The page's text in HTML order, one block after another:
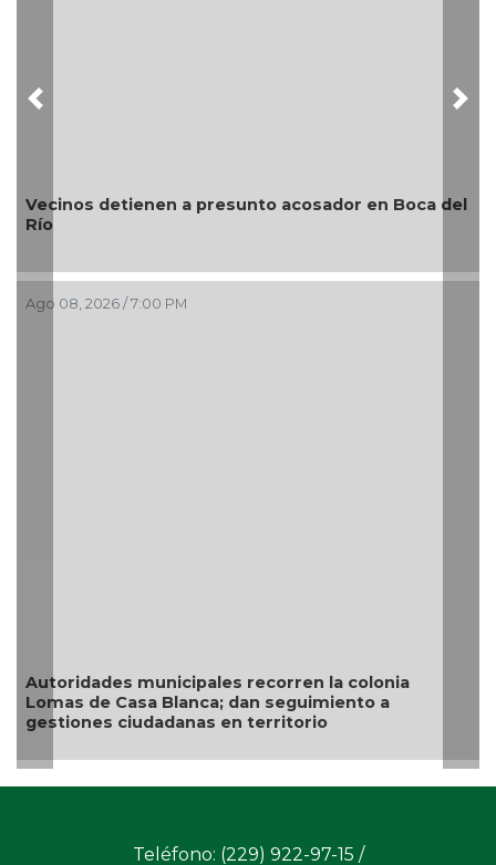
Vecinos detienen a presunto acosador en Boca del
Río
Ago 08, 2026 / 7:00 PM
Autoridades municipales recorren la colonia
Lomas de Casa Blanca; dan seguimiento a
gestiones ciudadanas en territorio
Previous
Teléfono: (229) 922-97-15 /